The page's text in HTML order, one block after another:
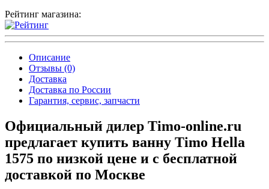
Рейтинг магазина:
Описание
Отзывы (0)
Доставка
Доставка по России
Гарантия, сервис, запчасти
Официальный дилер Timo-online.ru
предлагает купить ванну Timo Hella
1575 по низкой цене и с бесплатной
доставкой по Москве